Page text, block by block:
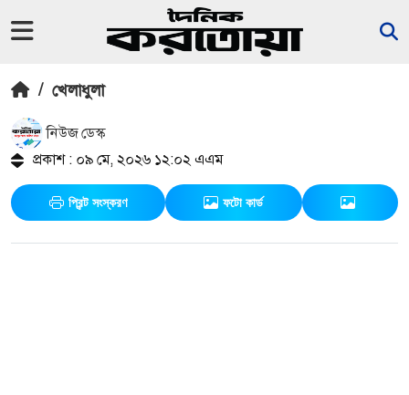
/ খেলাধুলা
নিউজ ডেস্ক
প্রকাশ : ০৯ মে, ২০২৬ ১২:০২ এএম
প্রিন্ট সংস্করণ ফটো কার্ড